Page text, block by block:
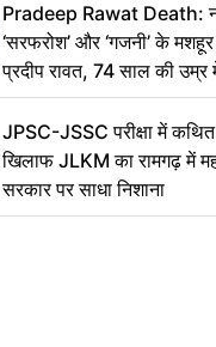
Pradeep Rawat Death:
‘सरफरोश’ और ‘गजनी’ के
प्रदीप रावत, 74 साल की उम्र
कहा अलविदा
JPSC-JSSC परीक्षा में
खिलाफ JLKM का रामगढ़ में
सरकार पर साधा निशाना